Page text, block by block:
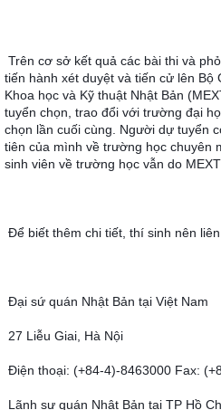
Trên cơ sở kết quả các bài thi và
tiến hành xét duyệt và tiến cử lên Bộ
Khoa học và Kỹ thuật Nhật Bản
tuyển chọn, trao đổi với trường đại
chọn lần cuối cùng. Người dự tuyển
tiên của mình về trường học chuyên
sinh viên về trường học vẫn do MEXT
Để biết thêm chi tiết, thí sinh nên
Ðại sứ quán Nhật Bản tại Việt Nam
27 Liễu Giai, Hà Nội
Ðiện thoại: (+84-4)-8463000 Fax:
Lãnh sự quán Nhật Bản tại TP Hồ